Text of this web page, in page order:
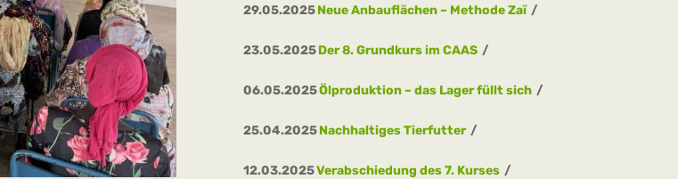
29.05.2025Neue Anbauflächen – Methode Zaï
23.05.2025Der 8. Grundkurs im CAAS
06.05.2025Ölproduktion – das Lager füllt sich
25.04.2025Nachhaltiges Tierfutter
12.03.2025Verabschiedung des 7. Kurses